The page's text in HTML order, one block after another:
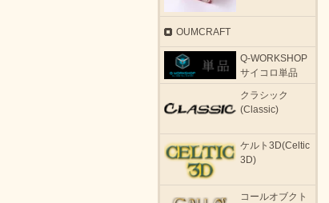
OUMCRAFT
Q-WORKSHOP
サイコロ単品
クラシック
(Classic)
ケルト3D(Celtic
3D)
コールオブクト